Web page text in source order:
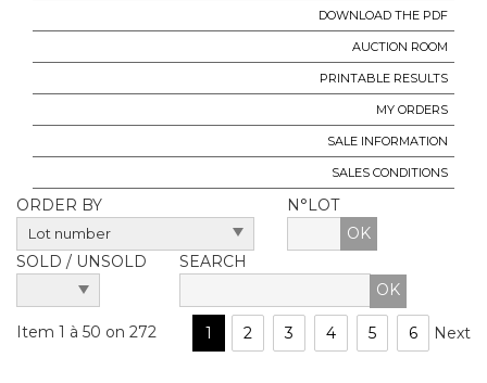
DOWNLOAD THE PDF
AUCTION ROOM
PRINTABLE RESULTS
MY ORDERS
SALE INFORMATION
SALES CONDITIONS
ORDER BY
N°LOT
OK
SOLD / UNSOLD
SEARCH
Item 1 à 50 on 272 1 2 3 4 5 6 Next